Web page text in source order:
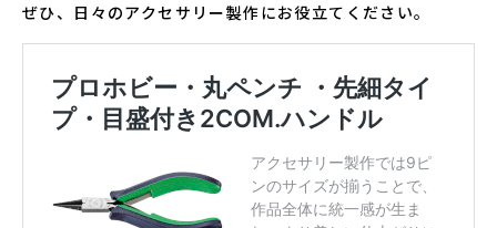
ぜひ、日々のアクセサリー製作にお役立てください。